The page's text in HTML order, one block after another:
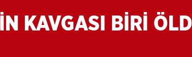
KAVGASI BİRİ